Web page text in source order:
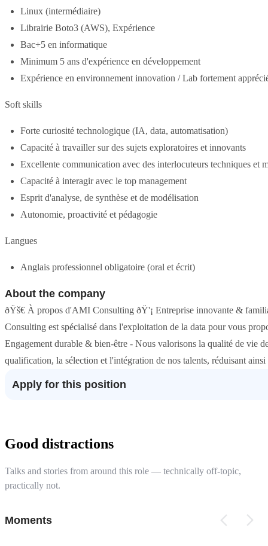
Linux (intermédiaire)
Librairie Boto3 (AWS), Expérience
Bac+5 en informatique
Minimum 5 ans d'expérience en développement
Expérience en environnement innovation / Lab fortement
Soft skills
Forte curiosité technologique (IA, data, automatisation)
Capacité à travailler sur des sujets exploratoires et innovants
Excellente communication avec des interlocuteurs techniques et
Capacité à interagir avec le top management
Esprit d'analyse, de synthèse et de modélisation
Autonomie, proactivité et pédagogie
Langues
Anglais professionnel obligatoire (oral et écrit)
About the company
ðŸš€ À propos d'AMI Consulting ðŸ'¡ Entreprise innovante &
Consulting est spécialisé dans l'exploitation de la data pour vous
Engagement durable & bien-être - Nous valorisons la qualité de vie
qualification, la sélection et l'intégration de nos talents, réduisant
Apply for this position
Good distractions
Talks and stories from around this role — technically off-topic,
practically not.
Moments